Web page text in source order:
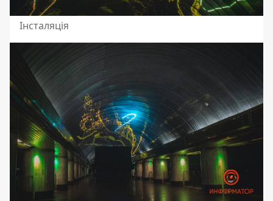
Інсталяція